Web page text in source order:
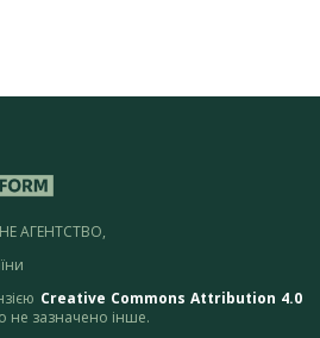
АГЕНТСТВО,
Creative Commons Attribution 4.0
не зазначено інше.